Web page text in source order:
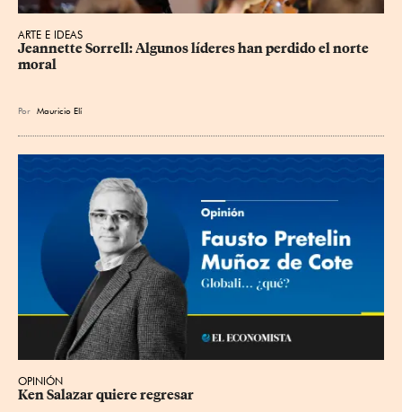
ARTE E IDEAS
Jeannette Sorrell: Algunos líderes han perdido el norte
moral
Por Mauricio Elí
OPINIÓN
Ken Salazar quiere regresar